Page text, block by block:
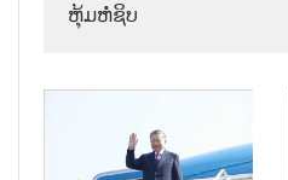
ຫຸ້ມຫໍ່ຊິບ